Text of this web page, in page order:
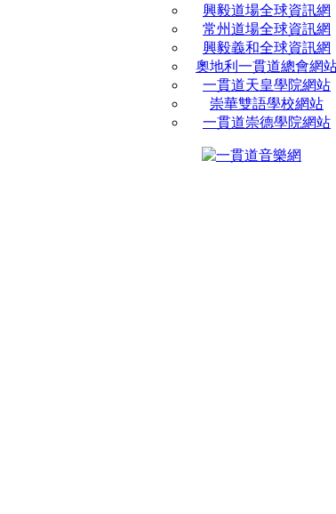
興毅道場全球資訊網
常州道場全球資訊網
興毅義和全球資訊網
奧地利一貫道總會網
一貫道天皇學院網站
崇華雙語學校網站
一貫道崇德學院網站